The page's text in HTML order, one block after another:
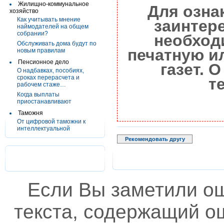
Жилищно-коммунальное
хозяйство
Как учитывать мнение
наймодателей на общем
собрании?
Обслуживать дома будут по
новым правилам
Пенсионное дело
О надбавках, пособиях,
сроках перерасчета и
рабочем стаже…
Когда выплаты
приостанавливают
Таможня
От цифровой таможни к
интеллектуальной
Для
печатную
газет.
Рекомендовать другу
Если Вы заметили
текста, содержащий